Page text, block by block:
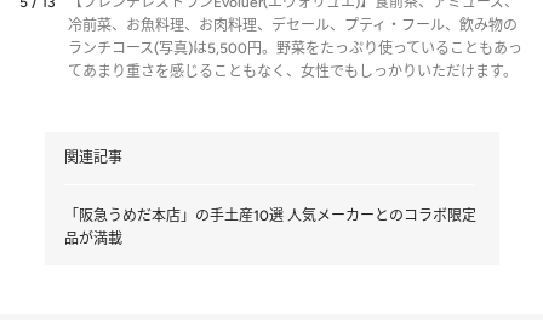
冷前菜、お魚料理、お肉料理、デセール、プティ・フール、飲み物の
ランチコース(写真)は5,500円。野菜をたっぷり使っていることもあっ
てあまり重さを感じることもなく、女性でもしっかりいただけます。
関連記事
「阪急うめだ本店」の手土産10選 人気メーカーとのコラボ限定
品が満載